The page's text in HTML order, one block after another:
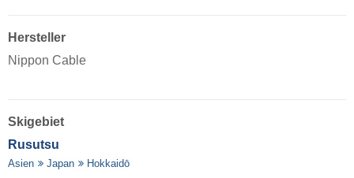
Hersteller
Nippon Cable
Skigebiet
Rusutsu
Asien Japan Hokkaidō